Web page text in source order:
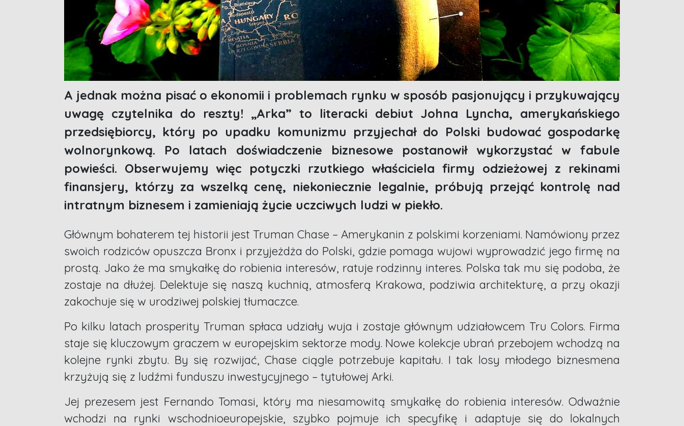
A jednak można pisać o ekonomii i problemach rynku w sposób pasjonujący i przykuwający
uwagę czytelnika do reszty! „Arka” to literacki debiut Johna Lyncha, amerykańskiego
przedsiębiorcy, który po upadku komunizmu przyjechał do Polski budować gospodarkę
wolnorynkową. Po latach doświadczenie biznesowe postanowił wykorzystać w fabule
powieści. Obserwujemy więc potyczki rzutkiego właściciela firmy odzieżowej z rekinami
finansjery, którzy za wszelką cenę, niekoniecznie legalnie, próbują przejąć kontrolę nad
intratnym biznesem i zamieniają życie uczciwych ludzi w piekło.
Głównym bohaterem tej historii jest Truman Chase – Amerykanin z polskimi korzeniami. Namówiony przez
swoich rodziców opuszcza Bronx i przyjeżdża do Polski, gdzie pomaga wujowi wyprowadzić jego firmę na
prostą. Jako że ma smykałkę do robienia interesów, ratuje rodzinny interes. Polska tak mu się podoba, że
zostaje na dłużej. Delektuje się naszą kuchnią, atmosferą Krakowa, podziwia architekturę, a przy okazji
zakochuje się w urodziwej polskiej tłumaczce.
Po kilku latach prosperity Truman spłaca udziały wuja i zostaje głównym udziałowcem Tru Colors. Firma
staje się kluczowym graczem w europejskim sektorze mody. Nowe kolekcje ubrań przebojem wchodzą na
kolejne rynki zbytu. By się rozwijać, Chase ciągle potrzebuje kapitału. I tak losy młodego biznesmena
krzyżują się z ludźmi funduszu inwestycyjnego – tytułowej Arki.
Jej prezesem jest Fernando Tomasi, który ma niesamowitą smykałkę do robienia interesów. Odważnie
wchodzi na rynki wschodnioeuropejskie, szybko pojmuje ich specyfikę i adaptuje się do lokalnych